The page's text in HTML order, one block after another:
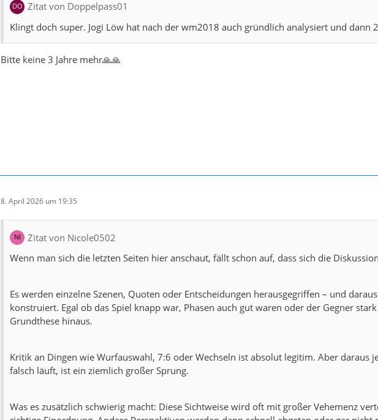
Zitat von Doppelpass01
Klingt doch super. Jogi Löw hat nach der wm2018 auch gründlich analysiert und dann
Bitte keine 3 Jahre mehr🙏🙏
8. April 2026 um 19:35
Zitat von Nicole0502
Wenn man sich die letzten Seiten hier anschaut, fällt schon auf, dass sich die
Es werden einzelne Szenen, Quoten oder Entscheidungen herausgegriffen – und
konstruiert. Egal ob das Spiel knapp war, Phasen auch gut waren oder der Gegner
Grundthese hinaus.
Kritik an Dingen wie Wurfauswahl, 7:6 oder Wechseln ist absolut legitim. Aber daraus
falsch läuft, ist ein ziemlich großer Sprung.
Was es zusätzlich schwierig macht: Diese Sichtweise wird oft mit großer Vehemenz